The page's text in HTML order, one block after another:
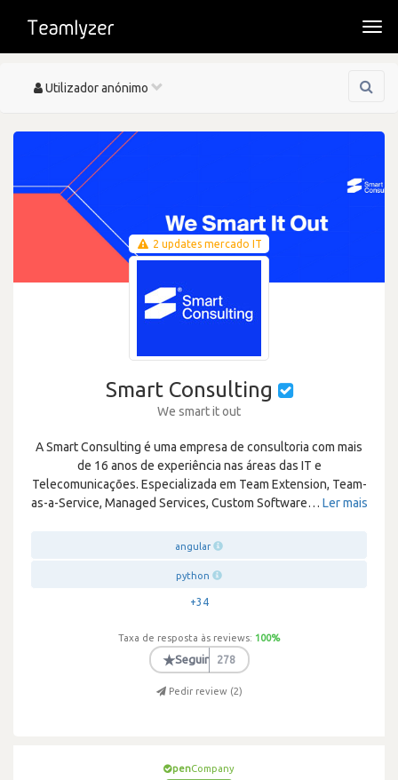
Toggle
Utilizador anónimo
2 updates mercado IT
Smart Consulting
We smart it out
A Smart Consulting é uma empresa de consultoria com mais
de 16 anos de experiência nas áreas das IT e
Telecomunicações. Especializada em Team Extension, Team-
as-a-Service, Managed Services, Custom Software… Ler mais
angular
python
+34
Taxa de resposta às reviews: 100%
★Seguir 278
Pedir review (2)
penCompany